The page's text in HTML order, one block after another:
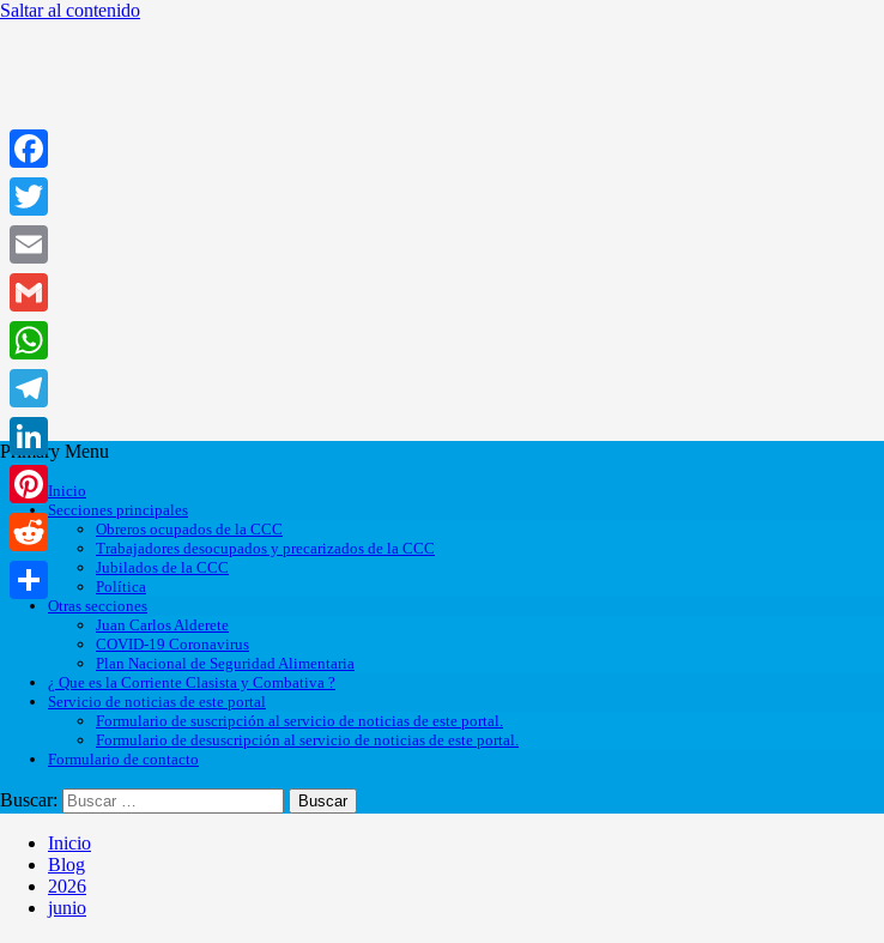
Saltar al contenido
Primary Menu
Inicio
Secciones principales
Obreros ocupados de la CCC
Trabajadores desocupados y precarizados de la CCC
Jubilados de la CCC
Política
Otras secciones
Juan Carlos Alderete
COVID-19 Coronavirus
Plan Nacional de Seguridad Alimentaria
¿ Que es la Corriente Clasista y Combativa ?
Servicio de noticias de este portal
Formulario de suscripción al servicio de noticias de este portal.
Formulario de desuscripción al servicio de noticias de este portal.
Formulario de contacto
Buscar:
Inicio
Blog
2026
junio
Facebook
Twitter
Email
Gmail
WhatsApp
Telegram
LinkedIn
Pinterest
Reddit
Compartir